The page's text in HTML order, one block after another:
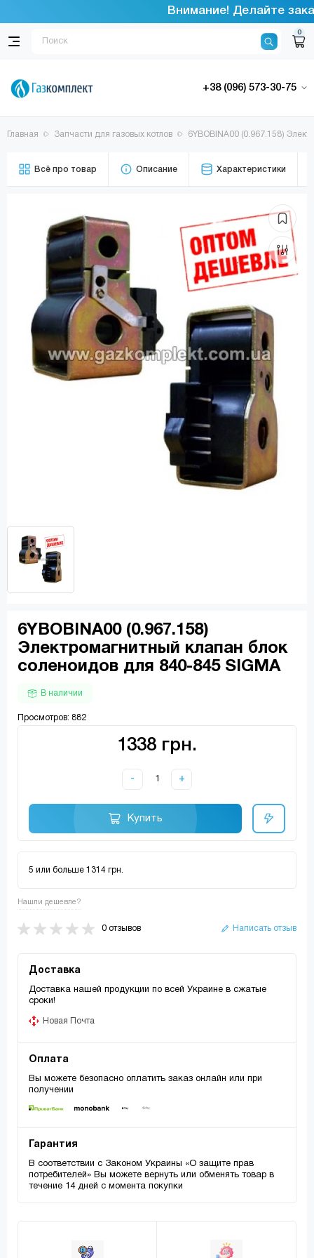
Внимание! Делайте
0
+38 (096) 573-30-75
Главная Запчасти для газовых котлов 6YBOBINA00 (0.967.158)
Всё про товар Описание Характеристики
6YBOBINA00 (0.967.158)
Электромагнитный клапан блок
соленоидов для 840-845 SIGMA
В наличии
Просмотров: 882
1338 грн.
- +
Купить
5 или больше 1314 грн.
Нашли дешевле?
0 отзывов Написать отзыв
Доставка
Доставка нашей продукции по всей Украине в сжатые
сроки!
Новая Почта
Оплата
Вы можете безопасно оплатить заказ онлайн или при
получении
Гарантия
В соответствии с Законом Украины «О защите прав
потребителей» Вы можете вернуть или обменять товар в
течение 14 дней с момента покупки